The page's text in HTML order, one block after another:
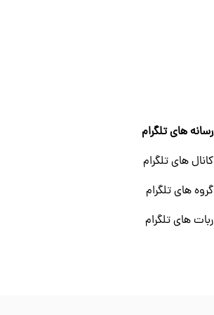
رسانه های تلگرام
کانال های تلگرام
گروه های تلگرام
ربات های تلگرام